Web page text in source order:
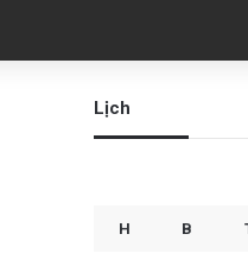
Lịch
H B